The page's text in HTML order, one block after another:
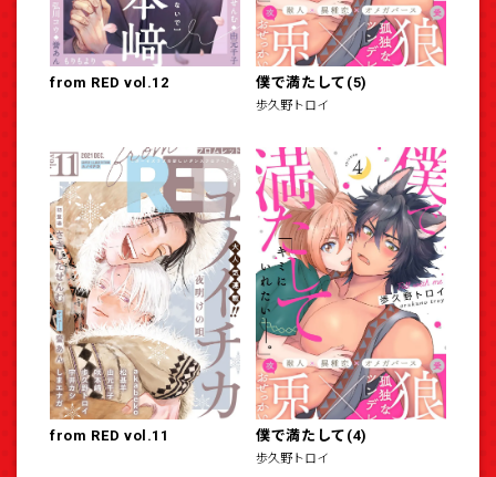
from RED vol.12 僕で満たして(5)
歩久野トロイ
from RED vol.11 僕で満たして(4)
歩久野トロイ